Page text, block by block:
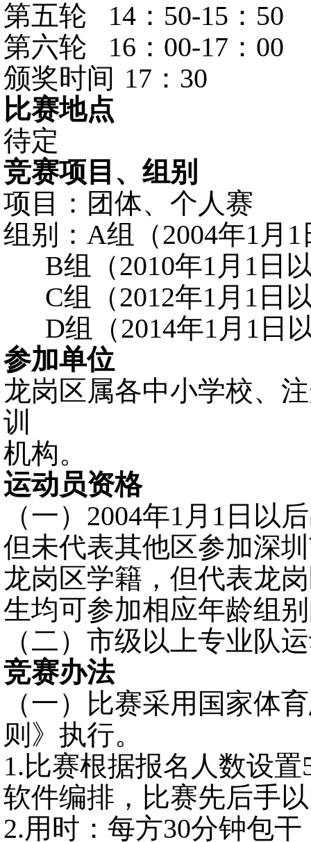
第五轮
14：50-15：50
第六轮
16：00-17：00
颁奖时间 17：30
比赛地点
待定
竞赛项目、组别
项目：团体、个人赛
组别： A组（2004年1月
B组（2010年1月1日
C组（2012年1月1日
D组（2014年1月1日
参加单位
龙岗区属各中小学校、
训
机构。
运动员资格
（一） 2004年1月1日以
但未代表其他区参加深
龙岗区学籍，但代表龙
生均可参加相应年龄组
（二）市级以上专业队
竞赛办法
（一）
比赛采用国家体
则 》执行。
1.比赛根据报名人数设
软件编排，比赛先后手
2.用时：每方30分钟包